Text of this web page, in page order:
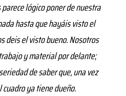
lógico poner de nuestra
hasta que hayáis visto el
deis el visto bueno. Nosotros
y material por delante;
de saber que, una vez
cuadro ya tiene dueño.